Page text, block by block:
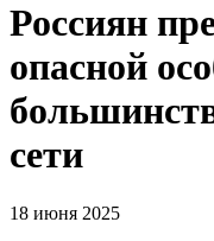
Россиян
опасной
сети
18 июня 2025